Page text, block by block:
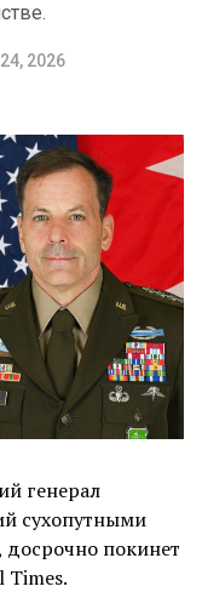
2026
генерал
сухопутными
покинет
Times.